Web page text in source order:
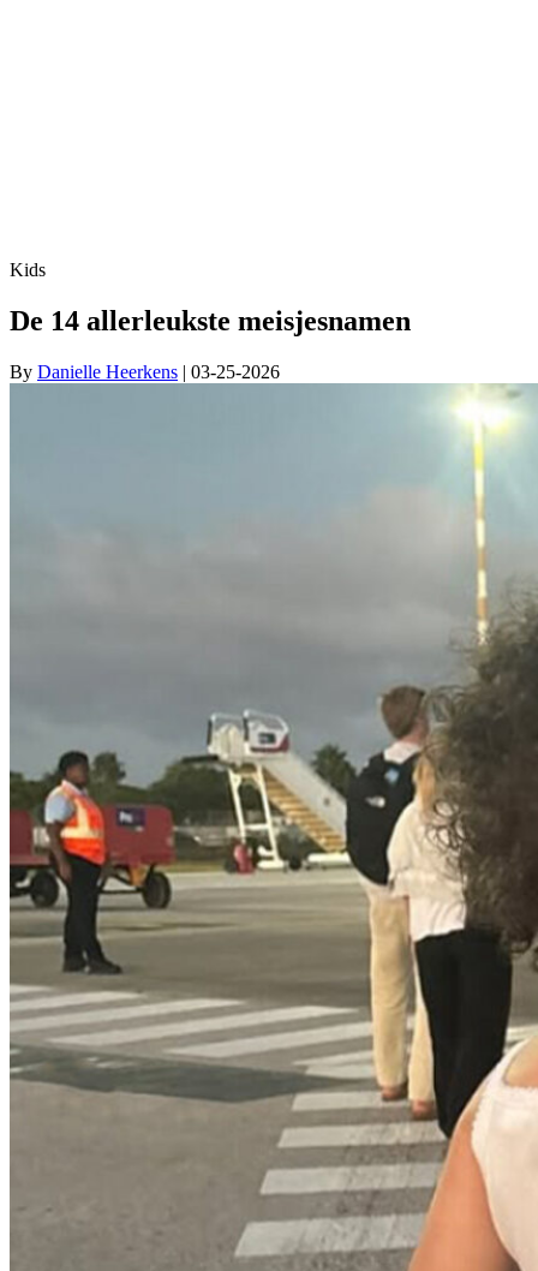
Kids
De 14 allerleukste meisjesnamen
By Danielle Heerkens | 03-25-2026